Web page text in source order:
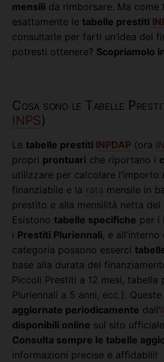
mensili da rimborsare. Ma come
esattamente le tabelle prestiti
consultarle per farti un’idea del
potresti ottenere? Scopriamolo
Cosa sono le Tabelle
INPS)
Le tabelle prestiti INPDAP (ora
propri prontuari che riportano i
utilizzare per calcolare l’importo
finanziabile e la rata mensile in
prestito e alla mensilità netta del
Esistono tabelle specifiche per i
i Prestiti Pluriennali, e
categoria possono esserci
base alla durata del
Piccoli Prestiti a 12 mesi, tabella
Pluriennali a 5 anni, ecc.).
aggiornate periodicamente dall’
disponibili online sul sito
Consulta sempre le tabelle
informazioni precise e affidabili!